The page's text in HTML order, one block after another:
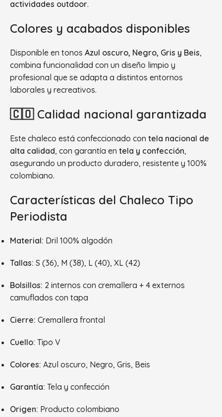
actividades outdoor.
Colores y acabados disponibles
Disponible en tonos Azul oscuro, Negro, Gris y Beis,
combina funcionalidad con un diseño limpio y
profesional que se adapta a distintos entornos
laborales y recreativos.
🇨🇴 Calidad nacional garantizada
Este chaleco está confeccionado con tela nacional de
alta calidad, con garantía en tela y confección,
asegurando un producto duradero, resistente y 100%
colombiano.
Características del Chaleco Tipo
Periodista
Material: Dril 100% algodón
Tallas: S (36), M (38), L (40), XL (42)
Bolsillos: 2 internos con cremallera + 4 externos
camuflados con tapa
Cierre: Cremallera frontal
Cuello: Tipo V
Colores: Azul oscuro, Negro, Gris, Beis
Garantía: Tela y confección
Origen: Producto colombiano